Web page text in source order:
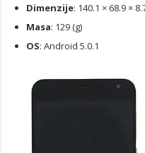
Dimenzije: 140.1 × 68.9 ×
Masa: 129 (g)
OS: Android 5.0.1